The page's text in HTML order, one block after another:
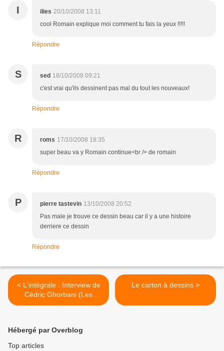
I ilies 20/10/2008 13:11
cool Romain explique moi comment tu fais la yeux !!!!!
Répondre
S sed 18/10/2008 09:21
c'est vrai qu'ils dessinent pas mal du tout les nouveaux!
Répondre
R roms 17/10/2008 18:35
super beau va y Romain continue<br /> de romain
Répondre
P pierre tastevin 13/10/2008 20:52
Pas male je trouve ce dessin beau car il y a une histoire
derriere ce dessin
Répondre
< L'intégrale : Interview de
Cédric Ghorbani (Les
cancres)
Le carton à dessins >
Hébergé par Overblog
Top articles